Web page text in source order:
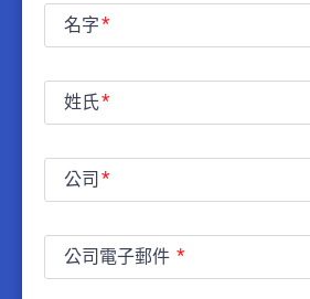
名字
姓氏
公司
公司電子郵件